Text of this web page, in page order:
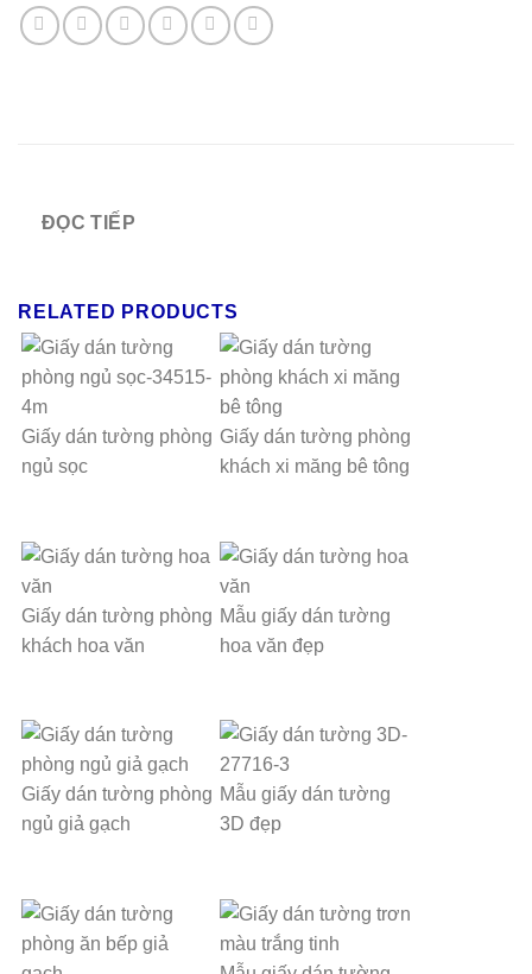
ĐỌC TIẾP
RELATED PRODUCTS
Giấy dán tường phòng
ngủ sọc
Giấy dán tường phòng
khách xi măng bê tông
Giấy dán tường phòng
khách hoa văn
Mẫu giấy dán tường
hoa văn đẹp
Giấy dán tường phòng
ngủ giả gạch
Mẫu giấy dán tường
3D đẹp